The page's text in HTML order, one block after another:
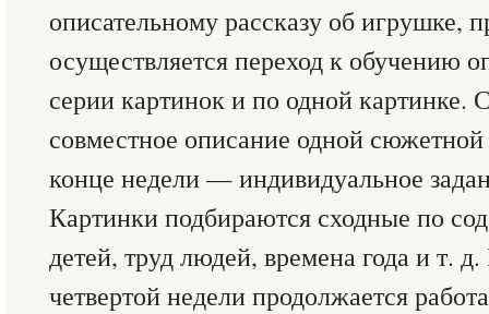
описательному рассказу об игрушке,
осуществляется переход к обучению
серии картинок и по одной картинке.
совместное описание одной
конце недели — индивидуальное
Картинки подбираются сходные по
детей, труд людей, времена года и т.
четвертой недели продолжается